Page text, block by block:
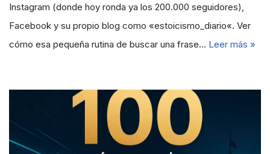
Instagram (donde hoy ronda ya los 200.000 seguidores),
Facebook y su propio blog como «estoicismo_diario«. Ver
cómo esa pequeña rutina de buscar una frase… Leer más »